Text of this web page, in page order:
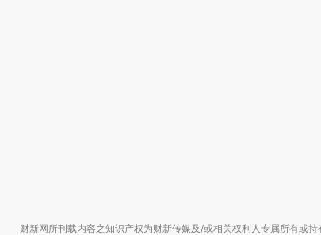
财新网所刊载内容之知识产权为财新传媒及/或相关权利人专属所有或